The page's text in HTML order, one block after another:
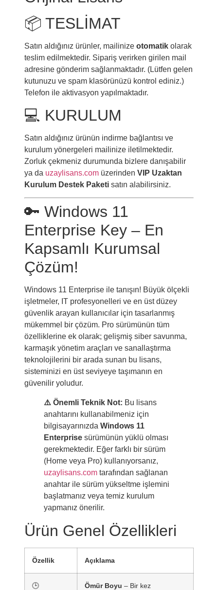
📦 TESLİMAT
Satın aldığınız ürünler, mailinize otomatik olarak
teslim edilmektedir. Sipariş verirken girilen mail
adresine gönderim sağlanmaktadır. (Lütfen gelen
kutunuzu ve spam klasörünüzü kontrol ediniz.)
Telefon ile aktivasyon yapılmaktadır.
💻 KURULUM
Satın aldığınız ürünün indirme bağlantısı ve
kurulum yönergeleri mailinize iletilmektedir.
Zorluk çekmeniz durumunda bizlere danışabilir
ya da uzaylisans.com üzerinden VIP Uzaktan
Kurulum Destek Paketi satın alabilirsiniz.
🔑 Windows 11
Enterprise Key – En
Kapsamlı Kurumsal
Çözüm!
Windows 11 Enterprise ile tanışın! Büyük ölçekli
işletmeler, IT profesyonelleri ve en üst düzey
güvenlik arayan kullanıcılar için tasarlanmış
mükemmel bir çözüm. Pro sürümünün tüm
özelliklerine ek olarak; gelişmiş siber savunma,
karmaşık yönetim araçları ve sanallaştırma
teknolojilerini bir arada sunan bu lisans,
sisteminizi en üst seviyeye taşımanın en
güvenilir yoludur.
⚠️ Önemli Teknik Not: Bu lisans
anahtarını kullanabilmeniz için
bilgisayarınızda Windows 11
Enterprise sürümünün yüklü olması
gerekmektedir. Eğer farklı bir sürüm
(Home veya Pro) kullanıyorsanız,
uzaylisans.com tarafından sağlanan
anahtar ile sürüm yükseltme işlemini
başlatmanız veya temiz kurulum
yapmanız önerilir.
Ürün Genel Özellikleri
Özellik Açıklama
🕒
Ömür Boyu – Bir kez